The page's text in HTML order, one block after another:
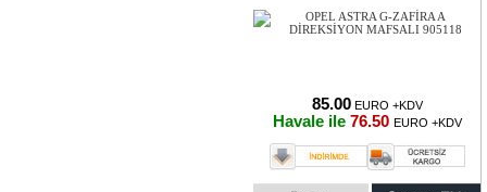
85.00 EURO +KDV
Havale ile 76.50 EURO +KDV